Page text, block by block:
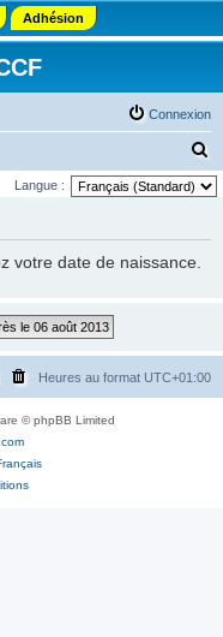
Adhésion
Connexion
e
e
Langue :
votre date de naissance.
Heures au format UTC+01:00
© phpBB Limited